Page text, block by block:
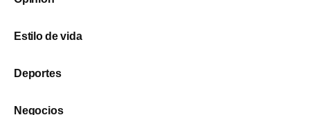
Estilo de vida
Deportes
Negocios